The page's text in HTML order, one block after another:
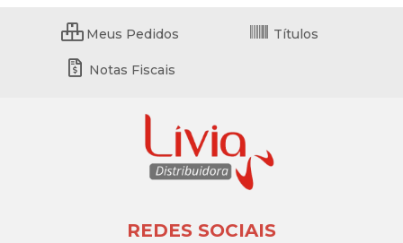
Meus Pedidos Títulos
Notas Fiscais
REDES SOCIAIS